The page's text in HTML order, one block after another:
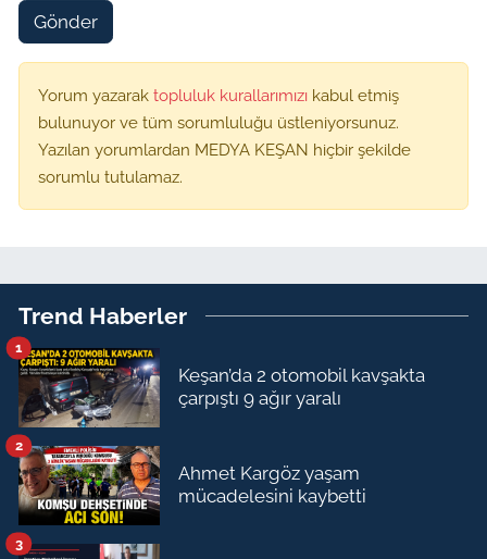
Gönder
Yorum yazarak topluluk kurallarımızı kabul etmiş
bulunuyor ve tüm sorumluluğu üstleniyorsunuz.
Yazılan yorumlardan MEDYA KEŞAN hiçbir şekilde
sorumlu tutulamaz.
Trend Haberler
Keşan’da 2 otomobil kavşakta
çarpıştı 9 ağır yaralı
1
Ahmet Kargöz yaşam
mücadelesini kaybetti
2
3